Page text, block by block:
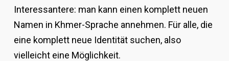
Interessantere: man kann einen komplett neuen
Namen in Khmer-Sprache annehmen. Für alle, die
eine komplett neue Identität suchen, also
vielleicht eine Möglichkeit.